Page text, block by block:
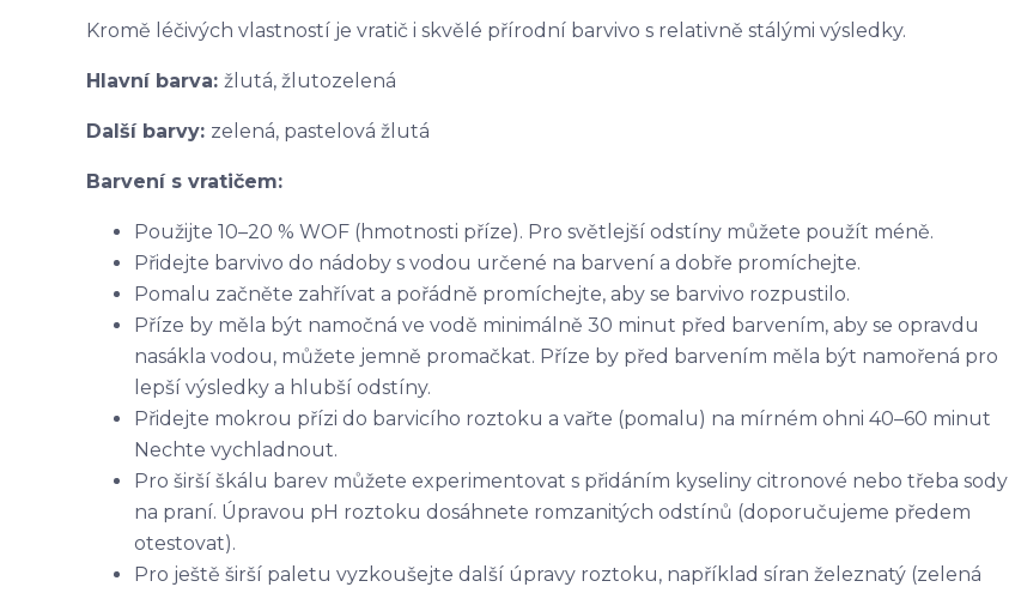
Kromě léčivých vlastností je vratič i skvělé přírodní barvivo s relativně stálými výsledky.
Hlavní barva: žlutá, žlutozelená
Další barvy: zelená, pastelová žlutá
Barvení s vratičem:
Použijte 10–20 % WOF (hmotnosti příze). Pro světlejší odstíny můžete použít méně.
Přidejte barvivo do nádoby s vodou určené na barvení a dobře promíchejte.
Pomalu začněte zahřívat a pořádně promíchejte, aby se barvivo rozpustilo.
Příze by měla být namočná ve vodě minimálně 30 minut před barvením, aby se opravdu
nasákla vodou, můžete jemně promačkat. Příze by před barvením měla být namořená pro
lepší výsledky a hlubší odstíny.
Přidejte mokrou přízi do barvicího roztoku a vařte (pomalu) na mírném ohni 40–60 minut
Nechte vychladnout.
Pro širší škálu barev můžete experimentovat s přidáním kyseliny citronové nebo třeba sody
na praní. Úpravou pH roztoku dosáhnete romzanitých odstínů (doporučujeme předem
otestovat).
Pro ještě širší paletu vyzkoušejte další úpravy roztoku, například síran železnatý (zelená